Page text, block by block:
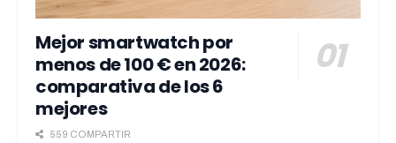
Mejor smartwatch por
menos de 100 € en 2026:
comparativa de los 6
mejores
559 COMPARTIR